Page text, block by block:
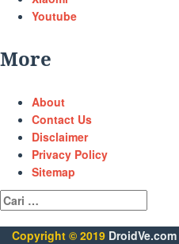
Youtube
More
About
Contact Us
Disclaimer
Privacy Policy
Sitemap
Cari
untuk:
Copyright © 2019 DroidVe.com